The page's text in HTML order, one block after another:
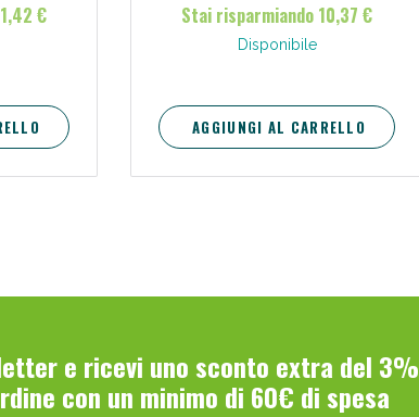
€
Stai risparmiando 10,37 €
Disponibile
AGGIUNGI AL CARRELLO
e ricevi uno sconto extra del 3%
con un minimo di 60€ di spesa